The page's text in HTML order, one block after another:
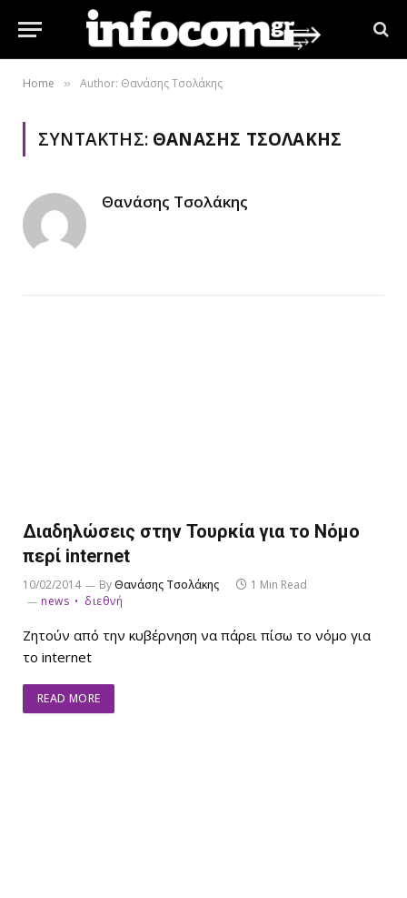
Home » Author: Θανάσης Τσολάκης
ΣΥΝΤΆΚΤΗΣ: ΘΑΝΆΣΗΣ ΤΣΟΛΆΚΗΣ
Θανάσης Τσολάκης
Διαδηλώσεις στην Τουρκία για το Νόμο
περί internet
10/02/2014 ByΘανάσης Τσολάκης
1 Min Read
news
διεθνή
Ζητούν από την κυβέρνηση να πάρει πίσω το νόμο για
το internet
READ MORE